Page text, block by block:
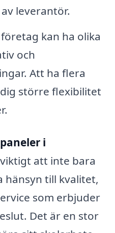
leverantör.
kan ha olika
och
Att ha flera
större flexibilitet
i
att inte bara
hänsyn till kvalitet,
som erbjuder
Det är en stor